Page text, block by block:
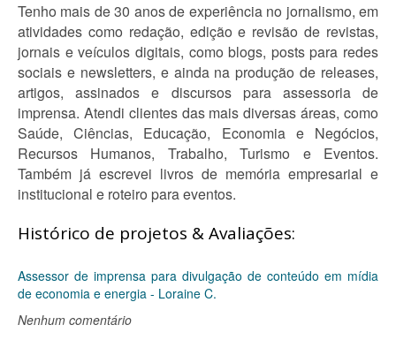
Tenho mais de 30 anos de experiência no jornalismo, em
atividades como redação, edição e revisão de revistas,
jornais e veículos digitais, como blogs, posts para redes
sociais e newsletters, e ainda na produção de releases,
artigos, assinados e discursos para assessoria de
imprensa. Atendi clientes das mais diversas áreas, como
Saúde, Ciências, Educação, Economia e Negócios,
Recursos Humanos, Trabalho, Turismo e Eventos.
Também já escrevei livros de memória empresarial e
institucional e roteiro para eventos.
Histórico de projetos & Avaliações:
Assessor de imprensa para divulgação de conteúdo em mídia
de economia e energia - Loraine C.
Nenhum comentário